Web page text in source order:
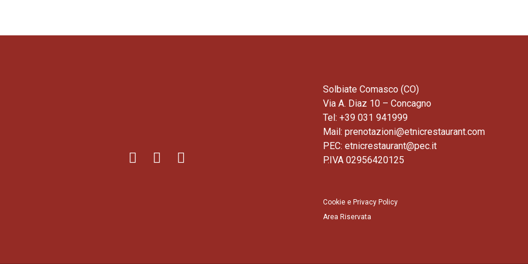
Solbiate Comasco (CO)
Via A. Diaz 10 – Concagno
Tel: +39 031 941999
Mail: prenotazioni@etnicrestaurant.com
PEC: etnicrestaurant@pec.it
P.IVA 02956420125
Cookie e Privacy Policy
Area Riservata